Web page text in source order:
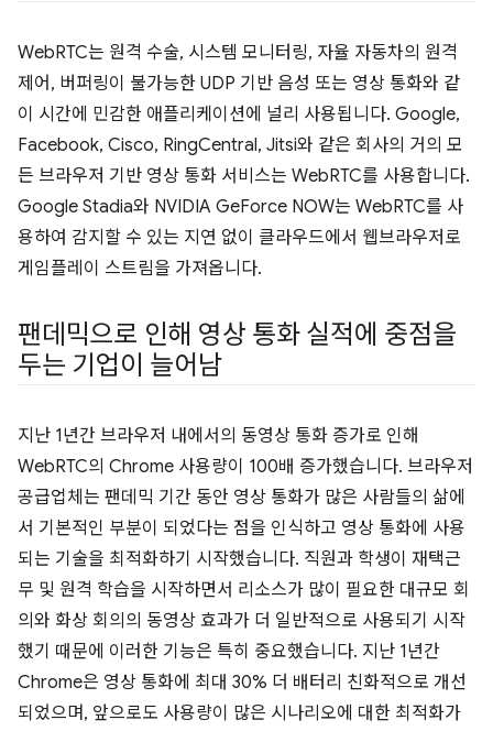
WebRTC는 원격 수술, 시스템 모니터링, 자율 자동차의 원격
제어, 버퍼링이 불가능한 UDP 기반 음성 또는 영상 통화와 같
이 시간에 민감한 애플리케이션에 널리 사용됩니다. Google,
Facebook, Cisco, RingCentral, Jitsi와 같은 회사의 거의 모
든 브라우저 기반 영상 통화 서비스는 WebRTC를 사용합니다.
Google Stadia와 NVIDIA GeForce NOW는 WebRTC를 사
용하여 감지할 수 있는 지연 없이 클라우드에서 웹브라우저로
게임플레이 스트림을 가져옵니다.
팬데믹으로 인해 영상 통화 실적에 중점을
두는 기업이 늘어남
지난 1년간 브라우저 내에서의 동영상 통화 증가로 인해
WebRTC의 Chrome 사용량이 100배 증가했습니다. 브라우저
공급업체는 팬데믹 기간 동안 영상 통화가 많은 사람들의 삶에
서 기본적인 부분이 되었다는 점을 인식하고 영상 통화에 사용
되는 기술을 최적화하기 시작했습니다. 직원과 학생이 재택근
무 및 원격 학습을 시작하면서 리소스가 많이 필요한 대규모 회
의와 화상 회의의 동영상 효과가 더 일반적으로 사용되기 시작
했기 때문에 이러한 기능은 특히 중요했습니다. 지난 1년간
Chrome은 영상 통화에 최대 30% 더 배터리 친화적으로 개선
되었으며, 앞으로도 사용량이 많은 시나리오에 대한 최적화가